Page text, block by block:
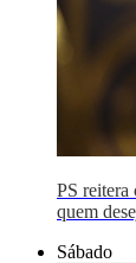
PS reitera
quem
Sábado